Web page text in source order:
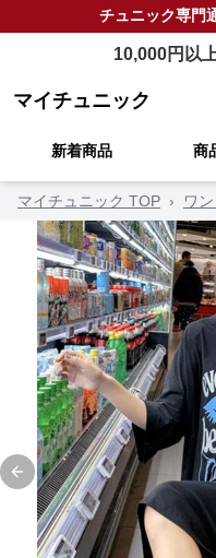
チュニック専門
10,000円以
マイチュニック
新着商品 商
マイチュニック TOP › ワ
Previous slide